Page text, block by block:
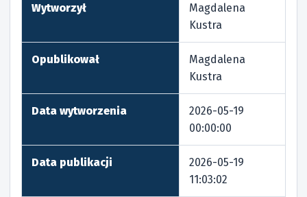
Wytworzył
Magdalena
Kustra
Opublikował
Magdalena
Kustra
Data wytworzenia
2026-05-19
00:00:00
Data publikacji
2026-05-19
11:03:02